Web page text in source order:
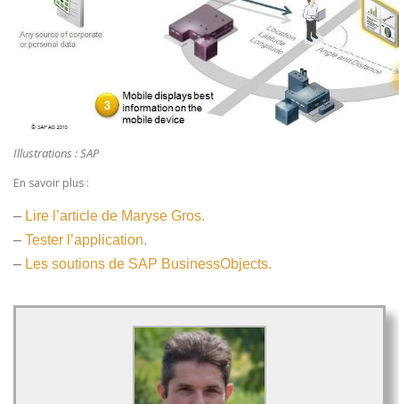
Illustrations : SAP
En savoir plus :
– Lire l’article de Maryse Gros.
– Tester l’application.
– Les soutions de SAP BusinessObjects.